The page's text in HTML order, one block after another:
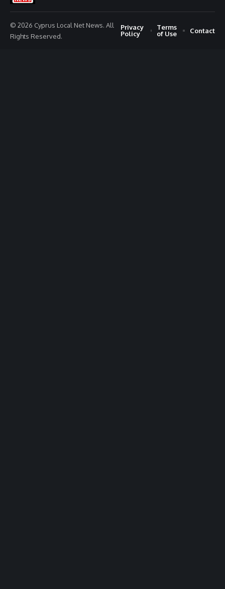
© 2026 Cyprus Local Net News. All
Rights Reserved.
Privacy
Policy
Terms
of Use
Contact